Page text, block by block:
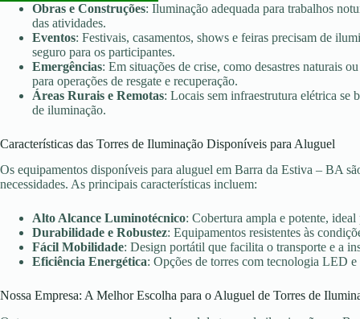
Obras e Construções: Iluminação adequada para trabalhos
das atividades.
Eventos: Festivais, casamentos, shows e feiras precisam de
seguro para os participantes.
Emergências: Em situações de crise, como desastres naturais
para operações de resgate e recuperação.
Áreas Rurais e Remotas: Locais sem infraestrutura elétrica se
de iluminação.
Características das Torres de Iluminação Disponíveis para Aluguel
Os equipamentos disponíveis para aluguel em Barra da Estiva – BA
necessidades. As principais características incluem:
Alto Alcance Luminotécnico: Cobertura ampla e potente, ideal
Durabilidade e Robustez: Equipamentos resistentes às
Fácil Mobilidade: Design portátil que facilita o transporte e a
Eficiência Energética: Opções de torres com tecnologia LED
Nossa Empresa: A Melhor Escolha para o Aluguel de Torres de